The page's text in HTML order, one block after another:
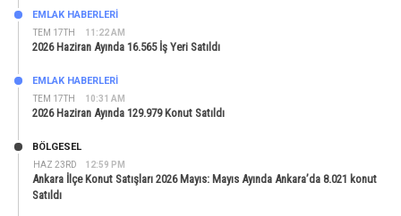
TEM 17TH 11:22 AM
EMLAK HABERLERI
2026 Haziran Ayında 16.565 İş Yeri Satıldı
TEM 17TH 10:31 AM
EMLAK HABERLERI
2026 Haziran Ayında 129.979 Konut Satıldı
HAZ 23RD 12:59 PM
BÖLGESEL
Ankara İlçe Konut Satışları 2026 Mayıs: Mayıs Ayında Ankara’da 8.021 konut
Satıldı